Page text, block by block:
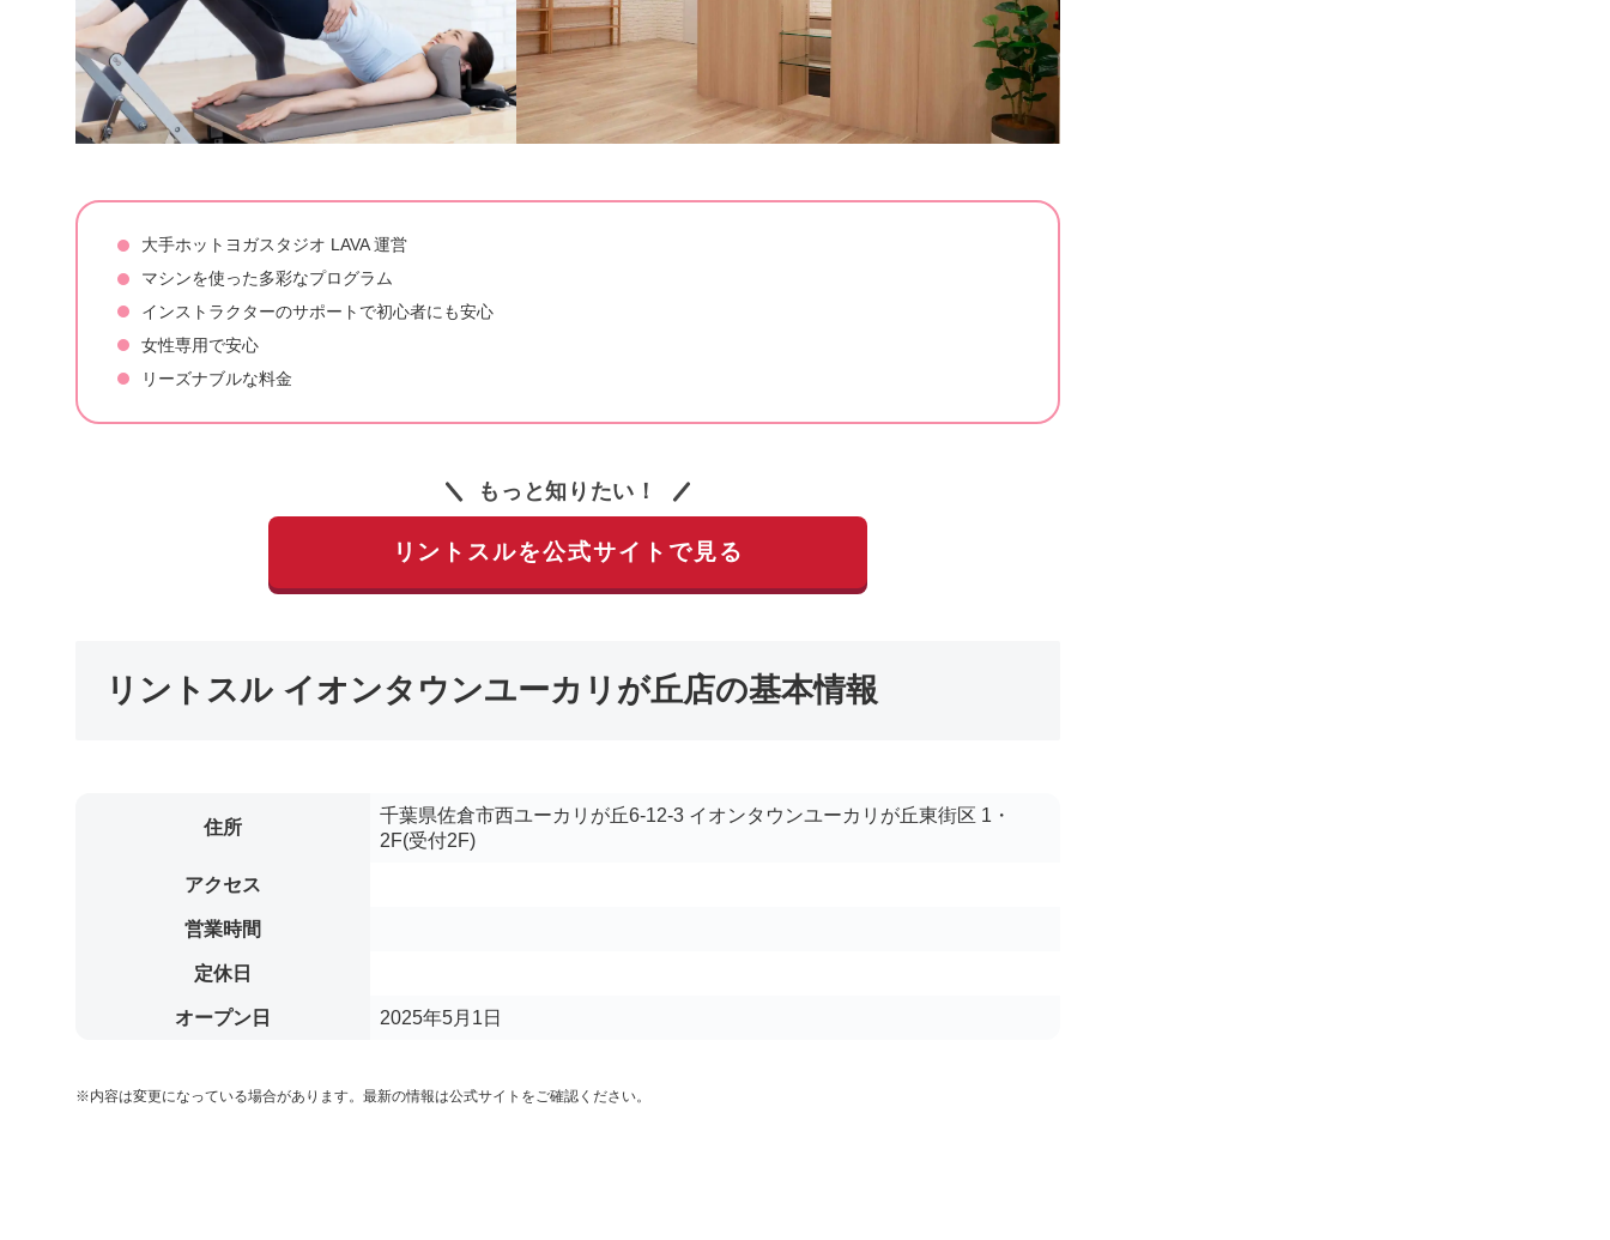
大手ホットヨガスタジオ LAVA 運営
マシンを使った多彩なプログラム
インストラクターのサポートで初心者にも安心
女性専用で安心
リーズナブルな料金
もっと知りたい！
リントスルを公式サイトで見る
リントスル イオンタウンユーカリが丘店の基本情報
住所
千葉県佐倉市西ユーカリが丘6-12-3 イオンタウンユーカリが丘東街区 1・
2F(受付2F)
アクセス
営業時間
定休日
オープン日 2025年5月1日
※内容は変更になっている場合があります。最新の情報は公式サイトをご確認ください。